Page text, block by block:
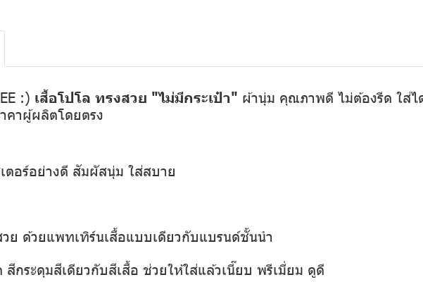
:) เสื้อโปโล ทรงสวย "ไม่มีกระเป๋า" ผ้านุ่ม คุณภาพดี ไม่ต้องรีด ใส่
าผู้ผลิตโดยตรง
ตอร์อย่างดี สัมผัสนุ่ม ใส่สบาย
ย ด้วยแพทเทิร์นเสื้อแบบเดียวกับแบรนด์ชั้นนำ
สีกระดุมสีเดียวกับสีเสื้อ ช่วยให้ใส่แล้วเนี๊ยบ พรีเมี่ยม ดูดี